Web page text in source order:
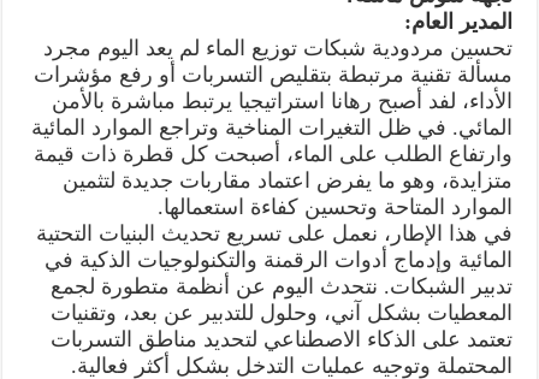
المدير العام:
تحسين مردودية شبكات توزيع الماء لم يعد اليوم مجرد
مسألة تقنية مرتبطة بتقليص التسربات أو رفع مؤشرات
الأداء، لفد أصبح رهانا استراتيجيا يرتبط مباشرة بالأمن
المائي. في ظل التغيرات المناخية وتراجع الموارد المائية
وارتفاع الطلب على الماء، أصبحت كل قطرة ذات قيمة
متزايدة، وهو ما يفرض اعتماد مقاربات جديدة لتثمين
الموارد المتاحة وتحسين كفاءة استعمالها.
في هذا الإطار، نعمل على تسريع تحديث البنيات التحتية
المائية وإدماج أدوات الرقمنة والتكنولوجيات الذكية في
تدبير الشبكات. نتحدث اليوم عن أنظمة متطورة لجمع
المعطيات بشكل آني، وحلول للتدبير عن بعد، وتقنيات
تعتمد على الذكاء الاصطناعي لتحديد مناطق التسربات
المحتملة وتوجيه عمليات التدخل بشكل أكثر فعالية.